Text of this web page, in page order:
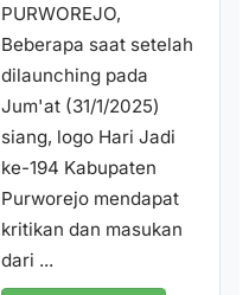
PURWOREJO,
Beberapa saat setelah
dilaunching pada
Jum'at (31/1/2025)
siang, logo Hari Jadi
ke-194 Kabupaten
Purworejo mendapat
kritikan dan masukan
dari ...